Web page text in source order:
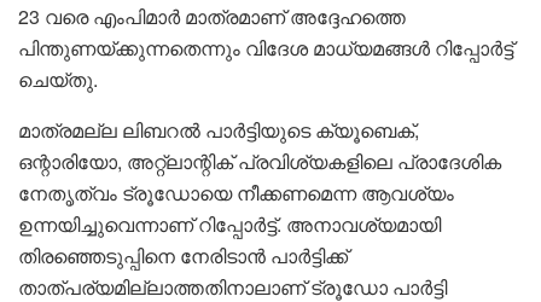
23 വരെ എംപിമാർ മാത്രമാണ് അദ്ദേഹത്തെ
പിന്തുണയ്ക്കുന്നതെന്നും വിദേശ മാധ്യമങ്ങൾ റിപ്പോർട്ട്
ചെയ്തു.
മാത്രമല്ല ലിബറൽ പാർട്ടിയുടെ ക്യൂബെക്,
ഒന്റാരിയോ, അറ്റ്‌ലാന്റിക് പ്രവിശ്യകളിലെ പ്രാദേശിക
നേതൃത്വം ട്രൂഡോയെ നീക്കണമെന്ന ആവശ്യം
ഉന്നയിച്ചുവെന്നാണ് റിപ്പോർട്ട്. അനാവശ്യമായി
തിരഞ്ഞെടുപ്പിനെ നേരിടാൻ പാർട്ടിക്ക്
താത്പര്യമില്ലാത്തതിനാലാണ് ട്രൂഡോ പാർട്ടി